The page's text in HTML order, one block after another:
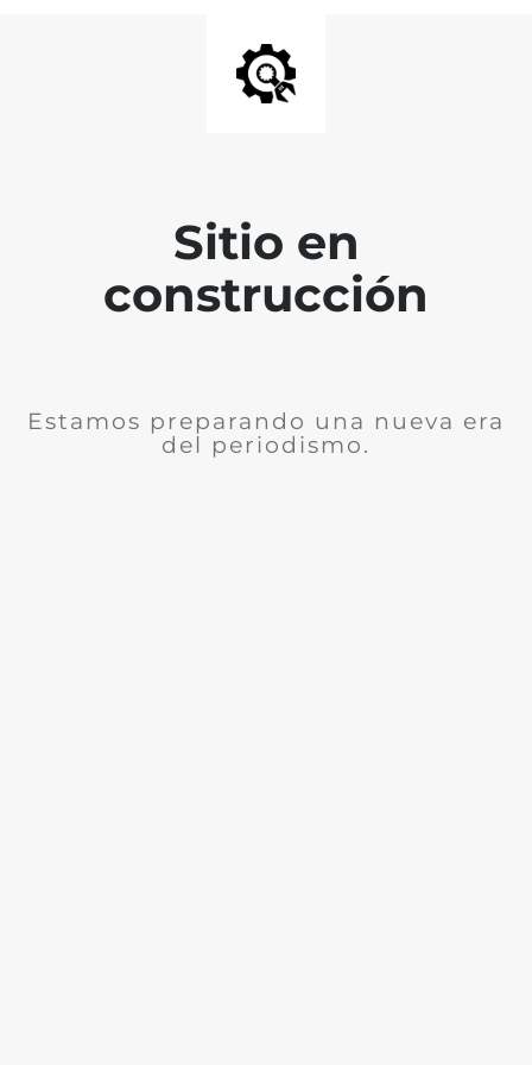
Sitio en
construcción
Estamos preparando una nueva era
del periodismo.